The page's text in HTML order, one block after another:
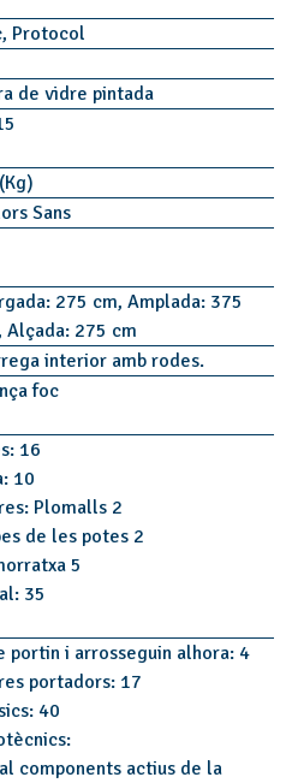
Protocol
de vidre pintada
Sans
275 cm, Amplada: 375
Alçada: 275 cm
interior amb rodes.
foc
16
10
Plomalls 2
de les potes 2
5
35
portin i arrosseguin alhora: 4
portadors: 17
40
components actius de la